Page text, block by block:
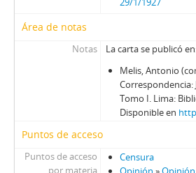
Área de notas
Notas
La carta se publicó
Melis, Antonio
Correspondencia:
Tomo I. Lima:
Disponible en
Puntos de acceso
Puntos de acceso
por materia
Censura